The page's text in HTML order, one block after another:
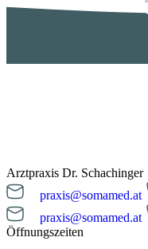
Arztpraxis Dr. Schachinger
praxis@somamed.at
praxis@somamed.at
Öffnungszeiten